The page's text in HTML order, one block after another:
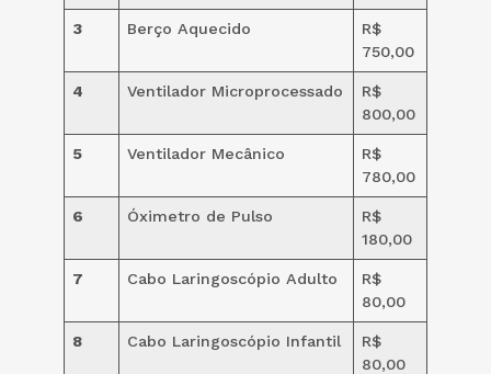
3 Berço Aquecido
R$
750,00
4 Ventilador Microprocessado
R$
800,00
5 Ventilador Mecânico
R$
780,00
6 Óximetro de Pulso
R$
180,00
7 Cabo Laringoscópio Adulto
R$
80,00
8 Cabo Laringoscópio Infantil
R$
80,00